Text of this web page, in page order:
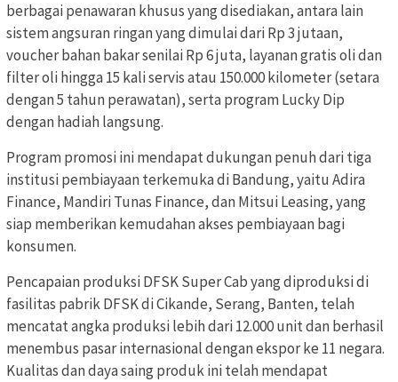
berbagai penawaran khusus yang disediakan, antara lain
sistem angsuran ringan yang dimulai dari Rp 3 jutaan,
voucher bahan bakar senilai Rp 6 juta, layanan gratis oli dan
filter oli hingga 15 kali servis atau 150.000 kilometer (setara
dengan 5 tahun perawatan), serta program Lucky Dip
dengan hadiah langsung.
Program promosi ini mendapat dukungan penuh dari tiga
institusi pembiayaan terkemuka di Bandung, yaitu Adira
Finance, Mandiri Tunas Finance, dan Mitsui Leasing, yang
siap memberikan kemudahan akses pembiayaan bagi
konsumen.
Pencapaian produksi DFSK Super Cab yang diproduksi di
fasilitas pabrik DFSK di Cikande, Serang, Banten, telah
mencatat angka produksi lebih dari 12.000 unit dan berhasil
menembus pasar internasional dengan ekspor ke 11 negara.
Kualitas dan daya saing produk ini telah mendapat